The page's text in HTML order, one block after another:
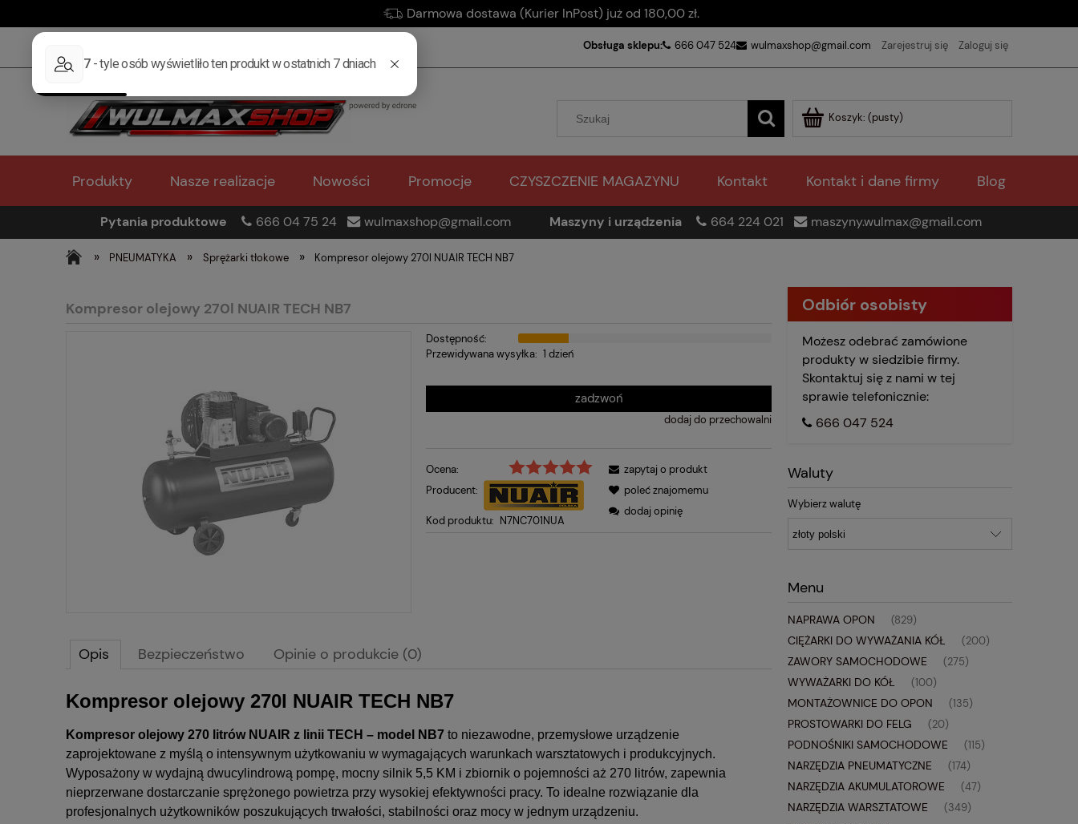
Darmowa dostawa (Kurier InPost) już od 180,00 zł.
Obsługa sklepu: 666 047 524 wulmaxshop@gmail.com Zarejestruj się Zaloguj się
Koszyk: (pusty)
Produkty Nasze realizacje Nowości Promocje CZYSZCZENIE MAGAZYNU Kontakt Kontakt i dane firmy Blog
Pytania produktowe 666 04 75 24 wulmaxshop@gmail.com Maszyny i urządzenia 664 224 021 maszyny.wulmax@gmail.com
» PNEUMATYKA » Sprężarki tłokowe » Kompresor olejowy 270l NUAIR TECH NB7
Kompresor olejowy 270l NUAIR TECH NB7
Dostępność:
Przewidywana wysyłka: 1 dzień
zadzwoń
dodaj do przechowalni
Ocena:
Producent:
Kod produktu: N7NC701NUA
zapytaj o produkt
poleć znajomemu
dodaj opinię
Opis Bezpieczeństwo Opinie o produkcie (0)
Kompresor olejowy 270l NUAIR TECH NB7
Kompresor olejowy 270 litrów NUAIR z linii TECH – model NB7 to niezawodne, przemysłowe urządzenie
zaprojektowane z myślą o intensywnym użytkowaniu w wymagających warunkach warsztatowych i produkcyjnych.
Wyposażony w wydajną dwucylindrową pompę, mocny silnik 5,5 KM i zbiornik o pojemności aż 270 litrów, zapewnia
nieprzerwane dostarczanie sprężonego powietrza przy wysokiej efektywności pracy. To idealne rozwiązanie dla
profesjonalnych użytkowników poszukujących trwałości, stabilności oraz mocy w jednym urządzeniu.
Odbiór osobisty
Możesz odebrać zamówione
produkty w siedzibie firmy.
Skontaktuj się z nami w tej
sprawie telefonicznie:
666 047 524
Waluty
Wybierz walutę
Menu
NAPRAWA OPON (829)
CIĘŻARKI DO WYWAŻANIA KÓŁ (200)
ZAWORY SAMOCHODOWE (275)
WYWAŻARKI DO KÓŁ (100)
MONTAŻOWNICE DO OPON (135)
PROSTOWARKI DO FELG (20)
PODNOŚNIKI SAMOCHODOWE (115)
NARZĘDZIA PNEUMATYCZNE (174)
NARZĘDZIA AKUMULATOROWE (47)
NARZĘDZIA WARSZTATOWE (349)